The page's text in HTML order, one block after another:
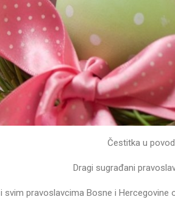
Čestitka u
Dragi sugrađani
svim pravoslavcima Bosne i